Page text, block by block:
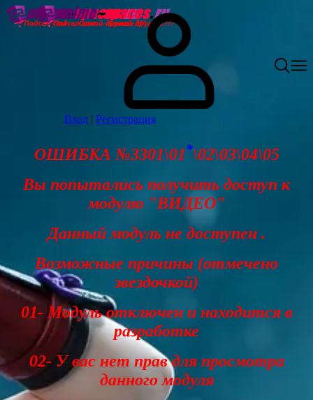
Вход | Регистрация
ОШИБКА №3301\01*\02\03\04\05
Вы попытались получить доступ к
модулю "ВИДЕО"
Данный модуль не доступен .
Возможные причины (отмечено
звездочкой)
01- Модуль отключен и находится в
разработке
02- У вас нет прав для просмотра
данного модуля